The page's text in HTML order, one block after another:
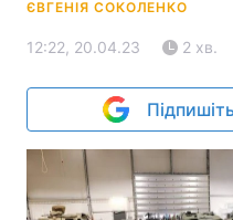
ЄВГЕНІЯ СОКОЛЕНКО
12:22, 20.04.23 2 хв.